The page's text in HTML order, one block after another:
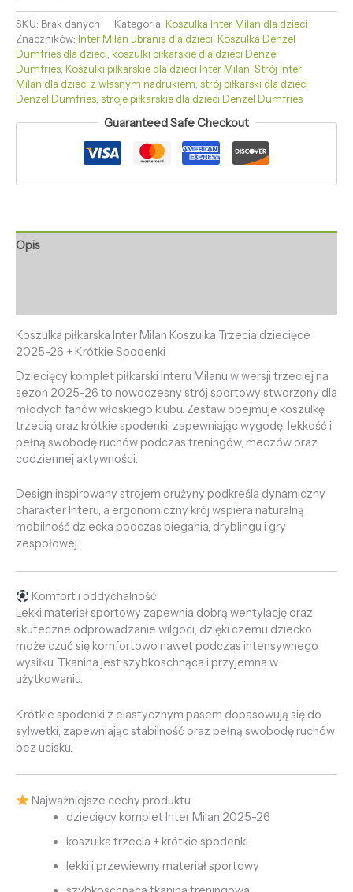
SKU: Brak danych Kategoria: Koszulka Inter Milan dla dzieci
Znaczników: Inter Milan ubrania dla dzieci, Koszulka Denzel
Dumfries dla dzieci, koszulki piłkarskie dla dzieci Denzel
Dumfries, Koszulki piłkarskie dla dzieci Inter Milan, Strój Inter
Milan dla dzieci z własnym nadrukiem, strój piłkarski dla dzieci
Denzel Dumfries, stroje piłkarskie dla dzieci Denzel Dumfries
Guaranteed Safe Checkout
Opis
Koszulka piłkarska Inter Milan Koszulka Trzecia dziecięce
2025-26 + Krótkie Spodenki
Dziecięcy komplet piłkarski Interu Milanu w wersji trzeciej na
sezon 2025-26 to nowoczesny strój sportowy stworzony dla
młodych fanów włoskiego klubu. Zestaw obejmuje koszulkę
trzecią oraz krótkie spodenki, zapewniając wygodę, lekkość i
pełną swobodę ruchów podczas treningów, meczów oraz
codziennej aktywności.
Design inspirowany strojem drużyny podkreśla dynamiczny
charakter Interu, a ergonomiczny krój wspiera naturalną
mobilność dziecka podczas biegania, dryblingu i gry
zespołowej.
Komfort i oddychalność
Lekki materiał sportowy zapewnia dobrą wentylację oraz
skuteczne odprowadzanie wilgoci, dzięki czemu dziecko
może czuć się komfortowo nawet podczas intensywnego
wysiłku. Tkanina jest szybkoschnąca i przyjemna w
użytkowaniu.
Krótkie spodenki z elastycznym pasem dopasowują się do
sylwetki, zapewniając stabilność oraz pełną swobodę ruchów
bez ucisku.
Najważniejsze cechy produktu
dziecięcy komplet Inter Milan 2025-26
koszulka trzecia + krótkie spodenki
lekki i przewiewny materiał sportowy